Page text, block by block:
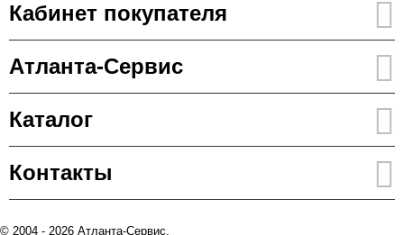
Кабинет покупателя
Атланта-Сервис
Каталог
Контакты
© 2004 - 2026 Атланта-Сервис.